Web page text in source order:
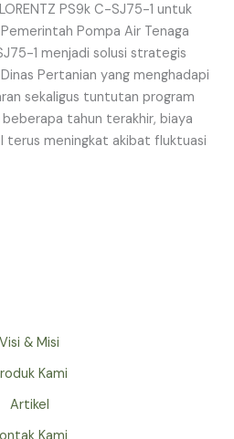
PS9k C-SJ75-1 untuk
Pompa Air Tenaga
1 menjadi solusi strategis
Pertanian yang menghadapi
sekaligus tuntutan program
tahun terakhir, biaya
terus meningkat akibat fluktuasi
Visi & Misi
Kami
Artikel